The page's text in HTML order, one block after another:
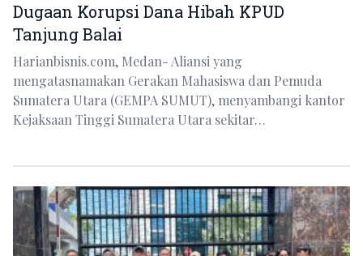
Dugaan Korupsi Dana Hibah KPUD
Tanjung Balai
Harianbisnis.com, Medan- Aliansi yang
mengatasnamakan Gerakan Mahasiswa dan Pemuda
Sumatera Utara (GEMPA SUMUT), menyambangi kantor
Kejaksaan Tinggi Sumatera Utara sekitar…